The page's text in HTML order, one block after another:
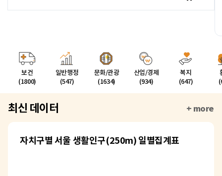
보건
(1800)
일반행정
(547)
문화/관광
(1634)
산업/경제
(934)
복지
(647)
최신 데이터 + more
자치구별 서울 생활인구(250m) 일별집계표